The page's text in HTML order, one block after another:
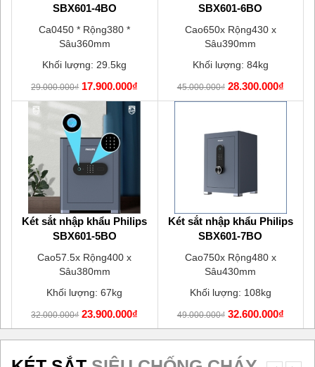
SBX601-4BO
Ca0450 * Rộng380 *
Sâu360mm
Khối lượng: 29.5kg
29.000.000₫ 17.900.000₫
Két sắt nhập khẩu Philips
SBX601-5BO
Cao57.5x Rộng400 x
Sâu380mm
Khối lượng: 67kg
32.000.000₫ 23.900.000₫
SBX601-6BO
Cao650x Rộng430 x
Sâu390mm
Khối lượng: 84kg
45.000.000₫ 28.300.000₫
Két sắt nhập khẩu Philips
SBX601-7BO
Cao750x Rộng480 x
Sâu430mm
Khối lượng: 108kg
49.000.000₫ 32.600.000₫